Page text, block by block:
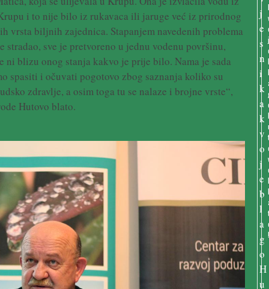
i to nije bilo iz rukavaca ili jaruge već iz prirodnog
biljnih zajednica. Stapanjem navedenih problema
sve je pretvoreno u jednu vodenu površinu,
ni blizu onog stanja kakvo je prije bilo. Nama je sada
spasiti i očuvati pogotovo zbog saznanja koliko su
zdravlje, a osim toga tu se nalaze i brojne vrste“,
Hutovo blato.
j
l
t
l
t
!